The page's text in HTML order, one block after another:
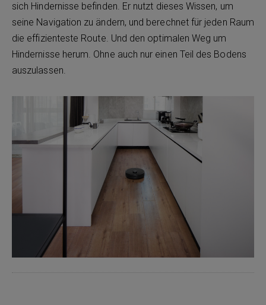
sich Hindernisse befinden. Er nutzt dieses Wissen, um
seine Navigation zu ändern, und berechnet für jeden Raum
die effizienteste Route. Und den optimalen Weg um
Hindernisse herum. Ohne auch nur einen Teil des Bodens
auszulassen.